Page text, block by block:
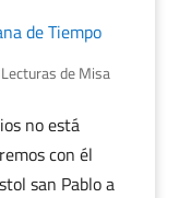
de Tiempo
Lecturas de Misa
no está
con él
san Pablo a